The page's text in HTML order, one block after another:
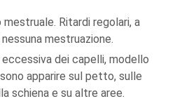
Ritardi regolari, a
mestruazione.
dei capelli, modello
apparire sul petto, sulle
schiena e su altre aree.